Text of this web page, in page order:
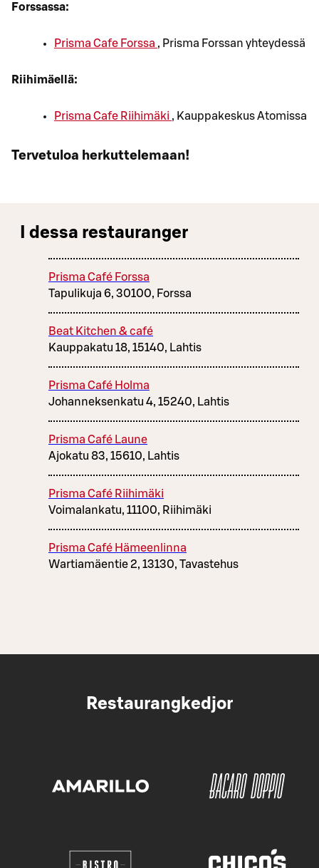
Forssassa:
Prisma Cafe Forssa , Prisma Forssan yhteydessä
Riihimäellä:
Prisma Cafe Riihimäki , Kauppakeskus Atomissa
Tervetuloa herkuttelemaan!
I dessa restauranger
Prisma Café Forssa
Tapulikuja 6, 30100, Forssa
Beat Kitchen & café
Kauppakatu 18, 15140, Lahtis
Prisma Café Holma
Johanneksenkatu 4, 15240, Lahtis
Prisma Café Laune
Ajokatu 83, 15610, Lahtis
Prisma Café Riihimäki
Voimalankatu, 11100, Riihimäki
Prisma Café Hämeenlinna
Wartiamäentie 2, 13130, Tavastehus
Restaurangkedjor